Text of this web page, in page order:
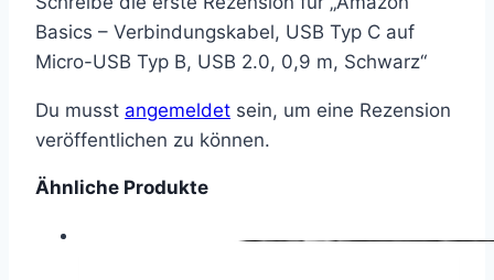
Basics – Verbindungskabel, USB Typ C auf
Micro-USB Typ B, USB 2.0, 0,9 m, Schwarz“
Du musst angemeldet sein, um eine Rezension
veröffentlichen zu können.
Ähnliche Produkte